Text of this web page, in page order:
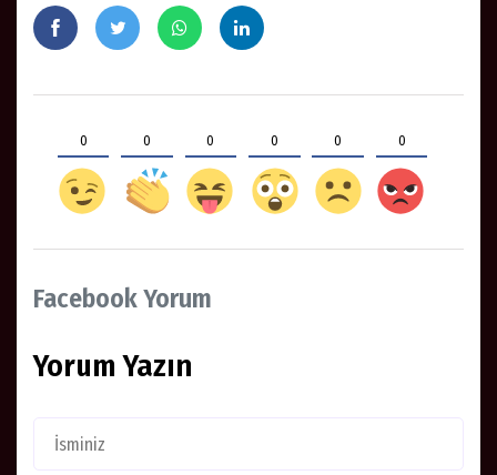
0 0 0 0 0 0
Facebook Yorum
Yorum Yazın